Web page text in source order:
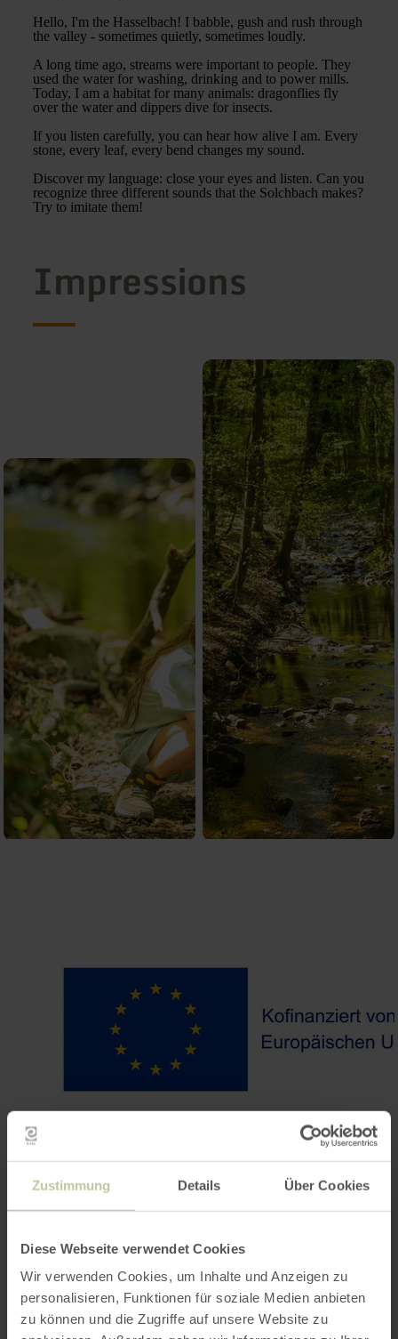
Zustimmung Details Über Cookies
Diese Webseite verwendet Cookies
Wir verwenden Cookies, um Inhalte und Anzeigen zu
personalisieren, Funktionen für soziale Medien anbieten
zu können und die Zugriffe auf unsere Website zu
Hello, I'm the Hasselbach! I babble, gush and rush through
the valley - sometimes quietly, sometimes loudly.
A long time ago, streams were important to people. They
used the water for washing, drinking and to power mills.
Today, I am a habitat for many animals: dragonflies fly
over the water and dippers dive for insects.
If you listen carefully, you can hear how alive I am. Every
stone, every leaf, every bend changes my sound.
Discover my language: close your eyes and listen. Can you
recognize three different sounds that the Solchbach makes?
Try to imitate them!
Impressions
Contact